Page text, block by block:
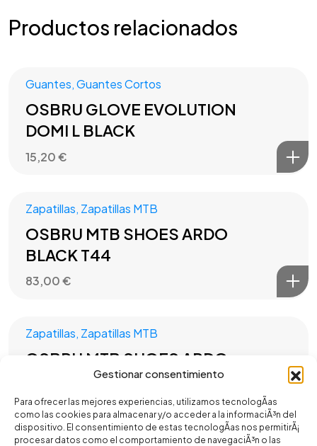
Gestionar consentimiento
Para ofrecer las mejores experiencias, utilizamos tecnologÃ­as
como las cookies para almacenar y/o acceder a la informaciÃ³n del
dispositivo. El consentimiento de estas tecnologÃ­as nos permitirÃ¡
procesar datos como el comportamiento de navegaciÃ³n o las
Productos relacionados
Guantes,Guantes Cortos
OSBRU GLOVE EVOLUTION
DOMI L BLACK
15,20€
Zapatillas, Zapatillas MTB
OSBRU MTB SHOES ARDO
BLACK T44
83,00€
Zapatillas, Zapatillas MTB
OSBRU MTB SHOES ARDO
BLACK/RED T45
83,00€